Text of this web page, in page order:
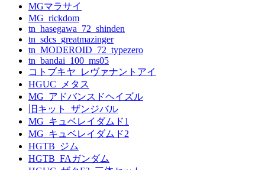
MGマラサイ
MG_rickdom
tn_hasegawa_72_shinden
tn_sdcs_greatmazinger
tn_MODEROID_72_typezero
tn_bandai_100_ms05
コトブキヤ_レヴァナントアイ
HGUC_メタス
MG_アドバンスドヘイズル
旧キット_ザンジバル
MG_キュベレイダムド1
MG_キュベレイダムド2
HGTB_ジム
HGTB_FAガンダム